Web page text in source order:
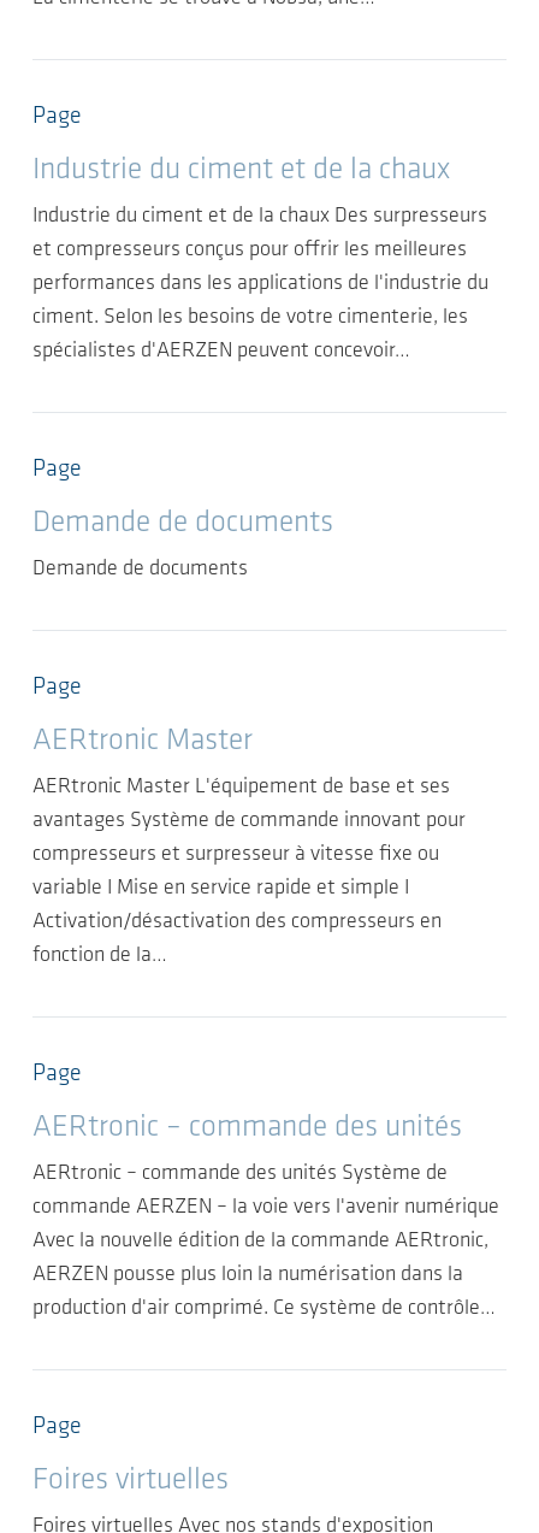
Page
Industrie du ciment et de la chaux
Industrie du ciment et de la chaux Des surpresseurs
et compresseurs conçus pour offrir les meilleures
performances dans les applications de l'industrie du
ciment. Selon les besoins de votre cimenterie, les
spécialistes d'AERZEN peuvent concevoir…
Page
Demande de documents
Demande de documents
Page
AERtronic Master
AERtronic Master L'équipement de base et ses
avantages Système de commande innovant pour
compresseurs et surpresseur à vitesse fixe ou
variable I Mise en service rapide et simple I
Activation/désactivation des compresseurs en
fonction de la…
Page
AERtronic – commande des unités
AERtronic – commande des unités Système de
commande AERZEN – la voie vers l'avenir numérique
Avec la nouvelle édition de la commande AERtronic,
AERZEN pousse plus loin la numérisation dans la
production d'air comprimé. Ce système de contrôle…
Page
Foires virtuelles
Foires virtuelles Avec nos stands d'exposition